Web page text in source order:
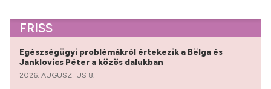
FRISS
Egészségügyi problémákról értekezik a Bëlga és
Janklovics Péter a közös dalukban
2026. AUGUSZTUS 8.